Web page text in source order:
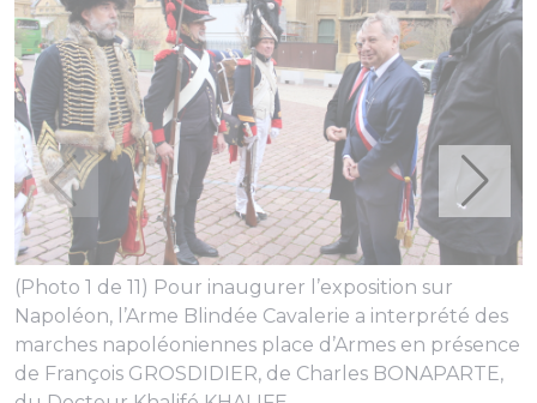
(Photo 1 de 11) Pour inaugurer l’exposition sur
Napoléon, l’Arme Blindée Cavalerie a interprété des
marches napoléoniennes place d’Armes en présence
de François GROSDIDIER, de Charles BONAPARTE,